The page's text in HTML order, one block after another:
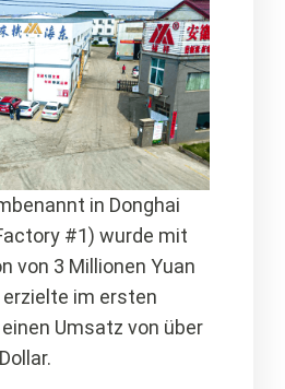
in Donghai
#1) wurde mit
von 3 Millionen Yuan
im ersten
Umsatz von über